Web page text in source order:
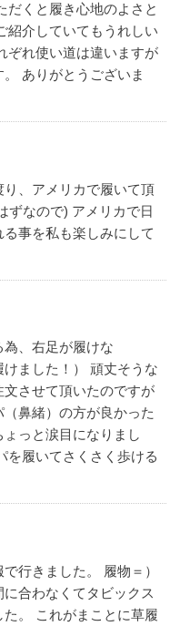
だくと履き心地のよさと
紹介していてもうれしい
ぞれ使い道は違いますが
ありがとうございま
り、アメリカで履いて頂
ずなので) アメリカで日
事を私も楽しみにして
、右足が履けな
ました！）
頑丈そうな
させて頂いたのですが
鼻緒）の方が良かった
っと涙目になりまし
を履いてさくさく歩ける
行きました。
履物＝）
に合わなくてタビックス
。
これがまことに草履